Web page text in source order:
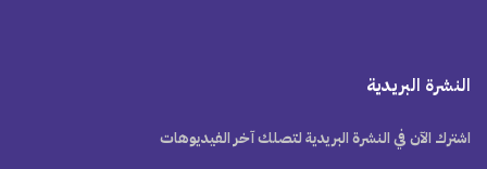
النشرة البريدية
اشترك الآن في النشرة البريدية لتصلك آخر الفيديوهات